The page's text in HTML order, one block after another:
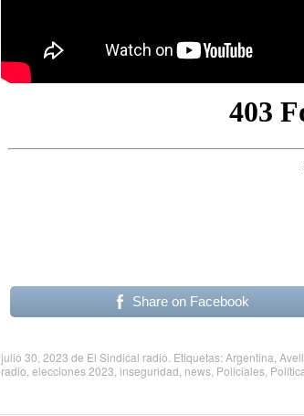
Share on Facebook
julio 30, 2023 de El Sindical radio . Etiquetas:Argentina
radio elecciones 2023 inseguridad news Policiales